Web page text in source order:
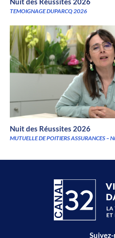
TEMOIGNAGE DUPARCQ 2026
Nuit des Réussites 2026
MUTUELLE DE POITIERS ASSURANCES –